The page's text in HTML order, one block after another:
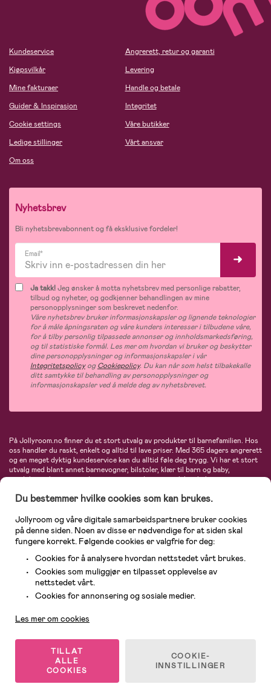
Kundeservice
Kjøpsvilkår
Mine fakturaer
Guider & Inspirasjon
Cookie settings
Ledige stillinger
Om oss
Angrerett, retur og garanti
Levering
Handle og betale
Integritet
Våre butikker
Vårt ansvar
Nyhetsbrev
Bli nyhetsbrevabonnent og få eksklusive fordeler!
Email*
Ja takk!Jeg ønsker å motta nyhetsbrev med personlige rabatter,
tilbud og nyheter, og godkjenner behandlingen av mine
personopplysninger som beskrevet nedenfor.
Våre nyhetsbrev bruker informasjonskapsler og lignende teknologier
for å måle åpningsraten og våre kunders interesser i tilbudene våre,
for å tilby personlig tilpassede annonser og innholdsmarkedsføring,
og til statistiske formål. Les mer om hvordan vi bruker og beskytter
dine personopplysninger og informasjonskapsler i vår
IntegritetspolicyogCookiepolicy. Du kan når som helst tilbakekalle
ditt samtykke til behandling av personopplysninger og
informasjonskapsler ved å melde deg av nyhetsbrevet.
På Jollyroom.no finner du et stort utvalg av produkter til barnefamilien. Hos
oss handler du raskt, enkelt og alltid til lave priser. Med 365 dagers angrerett
og en meget dyktig kundeservice kan du alltid føle deg trygg. Vi har et stort
utvalg med blant annet barnevogner, bilstoler, klær til barn og baby,
produkter til mor, mengder av inspirerende interiør, leker, babyustyr og mye
Maxi-Cosi, Baby Jogger, BabyBjörn, Didriksons, KidKraft, Ergobaby, Philips
største nettbutikk for barn og baby!
Du bestemmer hvilke cookies som kan brukes.
Jollyroom og våre digitale samarbeidspartnere bruker cookies
på denne siden. Noen av disse er nødvendige for at siden skal
fungere korrekt. Følgende cookies er valgfrie for deg:
Cookies for å analysere hvordan nettstedet vårt brukes.
Cookies som muliggjør en tilpasset opplevelse av
nettstedet vårt.
Cookies for annonsering og sosiale medier.
Les mer om cookies
TILLAT
ALLE
COOKIES
COOKIE-
INNSTILLINGER